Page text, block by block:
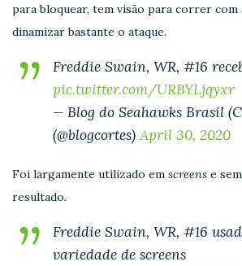
para bloquear, tem visão para correr com
dinamizar bastante o ataque.
Freddie Swain, WR, #16
pic.twitter.com/URBYLjqyxr
— Blog do Seahawks Brasil
(@blogcortes)April 30, 2020
Foi largamente utilizado em screens e
resultado.
Freddie Swain, WR, #16
variedade de screens